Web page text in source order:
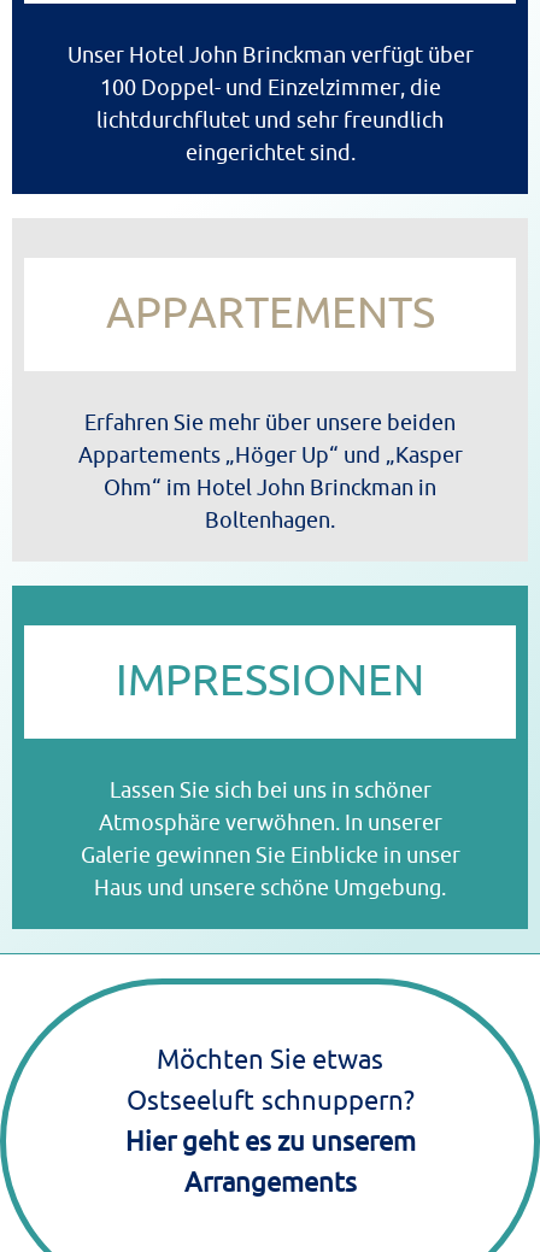
Möchten Sie etwas
Ostseeluft schnuppern?
Hier geht es zu unserem
Arrangements
Unser Hotel John Brinckman verfügt über
100 Doppel- und Einzelzimmer, die
lichtdurchflutet und sehr freundlich
eingerichtet sind.
APPARTEMENTS
Erfahren Sie mehr über unsere beiden
Appartements „Höger Up“ und „Kasper
Ohm“ im Hotel John Brinckman in
Boltenhagen.
MPRESSIONEN
Lassen Sie sich bei uns in schöner
Atmosphäre verwöhnen. In unserer
Galerie gewinnen Sie Einblicke in unser
Haus und unsere schöne Umgebung.